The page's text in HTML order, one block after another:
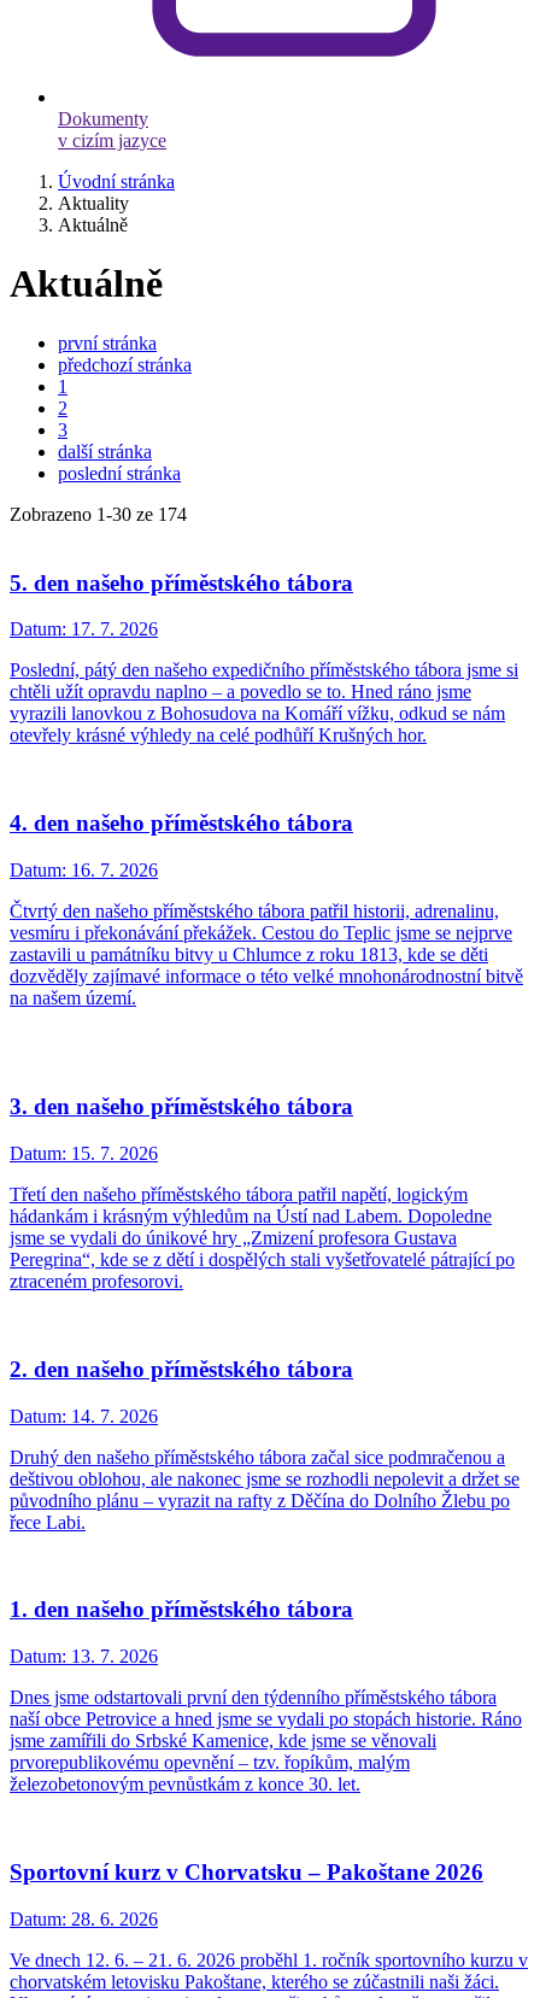
Dokumenty
v cizím jazyce
Úvodní stránka
Aktuality
Aktuálně
Aktuálně
první stránka
předchozí stránka
1
2
3
další stránka
poslední stránka
Zobrazeno 1-30 ze 174
5. den našeho příměstského tábora
Datum: 17. 7. 2026
Poslední, pátý den našeho expedičního příměstského tábora jsme si
chtěli užít opravdu naplno – a povedlo se to. Hned ráno jsme
vyrazili lanovkou z Bohosudova na Komáří vížku, odkud se nám
otevřely krásné výhledy na celé podhůří Krušných hor.
4. den našeho příměstského tábora
Datum: 16. 7. 2026
Čtvrtý den našeho příměstského tábora patřil historii, adrenalinu,
vesmíru i překonávání překážek. Cestou do Teplic jsme se nejprve
zastavili u památníku bitvy u Chlumce z roku 1813, kde se děti
dozvěděly zajímavé informace o této velké mnohonárodnostní bitvě
na našem území.
3. den našeho příměstského tábora
Datum: 15. 7. 2026
Třetí den našeho příměstského tábora patřil napětí, logickým
hádankám i krásným výhledům na Ústí nad Labem. Dopoledne
jsme se vydali do únikové hry „Zmizení profesora Gustava
Peregrina“, kde se z dětí i dospělých stali vyšetřovatelé pátrající po
ztraceném profesorovi.
2. den našeho příměstského tábora
Datum: 14. 7. 2026
Druhý den našeho příměstského tábora začal sice podmračenou a
deštivou oblohou, ale nakonec jsme se rozhodli nepolevit a držet se
původního plánu – vyrazit na rafty z Děčína do Dolního Žlebu po
řece Labi.
1. den našeho příměstského tábora
Datum: 13. 7. 2026
Dnes jsme odstartovali první den týdenního příměstského tábora
naší obce Petrovice a hned jsme se vydali po stopách historie. Ráno
jsme zamířili do Srbské Kamenice, kde jsme se věnovali
prvorepublikovému opevnění – tzv. řopíkům, malým
železobetonovým pevnůstkám z konce 30. let.
​​​​​​​Sportovní kurz v Chorvatsku – Pakoštane 2026
Datum: 28. 6. 2026
Ve dnech 12. 6. – 21. 6. 2026 proběhl 1. ročník sportovního kurzu v
chorvatském letovisku Pakoštane, kterého se zúčastnili naši žáci.